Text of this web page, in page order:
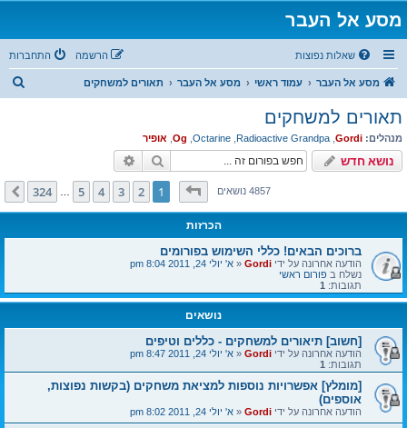
מסע אל העבר
שאלות נפוצות התחברות הרשמה
מסע אל העבר עמוד ראשי מסע אל העבר תאורים למשחקים
ח
תאורים למשחקים
מנהלים: Gordi
,
Radioactive Grandpa
,
Octarine
,
Og
, אופיר
נושא חדש חיפוש
4857 נושאיםדף1מתוך 324
1
2
3
4
5
324 הבא
הכרזות
ברוכים הבאים! כללי השימוש בפורומים
הודעה אחרונה על ידי Gordi
«א' יולי 24, 2011 8:04 pm
נשלח בפורום ראשי
תגובות: 1
נושאים
[חשוב] תיאורים למשחקים - כללים וטיפים
הודעה אחרונה על ידי Gordi
«א' יולי 24, 2011 8:47 pm
תגובות: 1
[מומלץ] אפשרויות נוספות למציאת משחקים (בקשות נפוצות,
אוספים)
הודעה אחרונה על ידי Gordi
«א' יולי 24, 2011 8:02 pm